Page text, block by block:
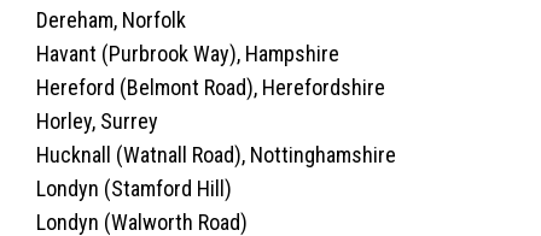
Dereham, Norfolk
Havant (Purbrook Way), Hampshire
Hereford (Belmont Road), Herefordshire
Horley, Surrey
Hucknall (Watnall Road), Nottinghamshire
Londyn (Stamford Hill)
Londyn (Walworth Road)